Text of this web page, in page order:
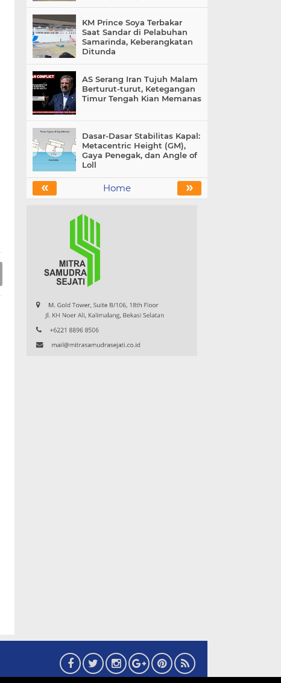
KM Prince Soya Terbakar
Saat Sandar di Pelabuhan
Samarinda, Keberangkatan
Ditunda
AS Serang Iran Tujuh Malam
Berturut-turut, Ketegangan
Timur Tengah Kian Memanas
Dasar-Dasar Stabilitas Kapal:
Metacentric Height (GM),
Gaya Penegak, dan Angle of
Loll
« »
Home